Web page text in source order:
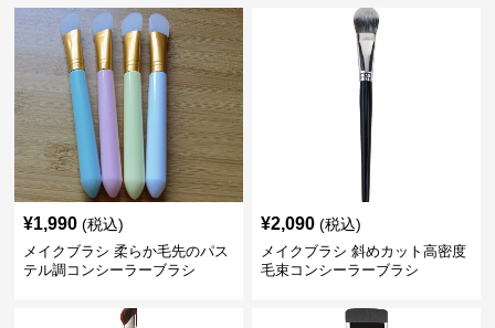
¥1,990 (税込)
メイクブラシ 柔らか毛先のパス
テル調コンシーラーブラシ
¥2,090 (税込)
メイクブラシ 斜めカット高密度
毛束コンシーラーブラシ